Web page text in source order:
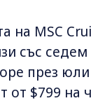
на MSC
със
през юли
от $799 на